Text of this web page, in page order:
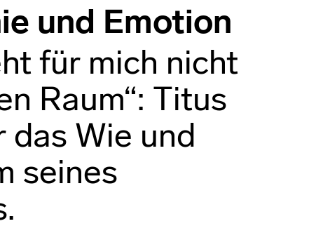
und Emotion
für mich nicht
Raum“: Titus
das Wie und
seines